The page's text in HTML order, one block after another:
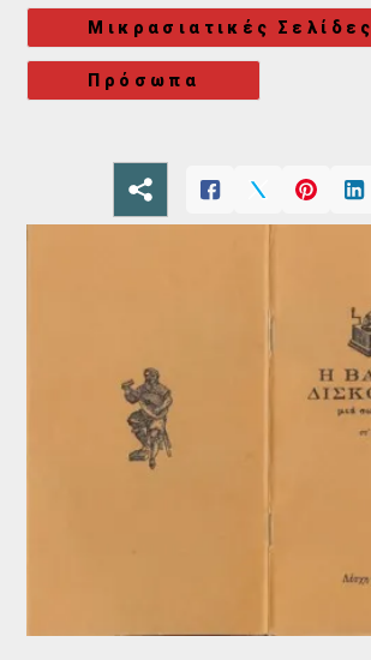
Μικρασιατικές Σελίδες
Πρόσωπα